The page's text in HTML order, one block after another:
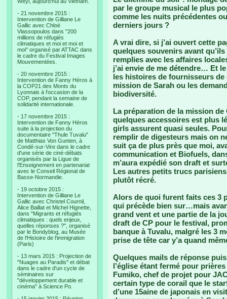
- 21 novembre 2015 :
Intervention de Gilliane Le
Gallic avec Chloé
Vlassopoulos dans "200
millions de réfugiés
climatiques et moi et moi et
moi" organisé par ATTAC dans
le cadre du Festival Images
Mouvementées.
- 20 novembre 2015 :
Intervention de Fanny Héros à
la COP21 des Monts du
Lyonnais à l'occasion de la
COP, pendant la semaine de
solidarité internationale.
- 17 novembre 2015 :
Intervention de Fanny Héros
suite à la projection du
documentaire "Thule Tuvalu"
de Matthias Von Gunten, à
Condé-sur-Vire dans le cadre
d'une série de ciné-débats
organisés par la Ligue de
l'Enseignement en partenariat
avec le Conseil Régional de
Basse-Normandie.
- 19 octobre 2015 :
Intervention de Gilliane Le
Gallic avec Christel Cournil,
Alice Baillat et Michel Hignette,
dans "Migrants et réfugiés
climatiques : quels enjeux,
quelles réponses ?", organisé
par le Bondyblog, au Musée
de l'Histoire de l'immigration
(Paris)
- 13 mars 2015 : Projection de
"Nuages au Paradis" et débat
dans le cadre d'un cycle de
séminaires sur
"développement durable et
cinéma" à Science Po.
par le groupe musical le plus
comme les nuits précédentes
derniers jours ?
A vrai dire, si j’ai ouvert cette
quelques souvenirs avant
remplies avec les affaires
j’ai envie de me détendre… Et
les histoires de fournisseurs
mission de Sarah ou les
biodiversité.
La préparation de la mission
quelques accessoires est plus
girls assurent quasi seules.
remplir de digesteurs mais on
suit ça de plus près que moi,
communication et Biofuels,
m’aura expédié son draft et
Les autres petits trucs
plutôt récré.
Alors de quoi furent faits ces 3
qui précède bien sur…mais
grand vent et une partie de la
draft de CP pour le festival,
banque à Tuvalu, malgré les 3
prise de tête car y’a quand
Quelques mails de réponse
l’église étant fermé pour
Fumiko, chef de projet pour
certain type de corail que le
d’une 15aine de japonais en